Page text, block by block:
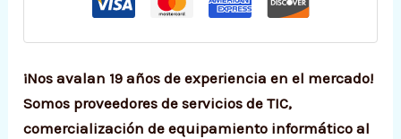
¡Nos avalan 19 años de experiencia en el mercado!
Somos proveedores de servicios de TIC,
comercialización de equipamiento informático al